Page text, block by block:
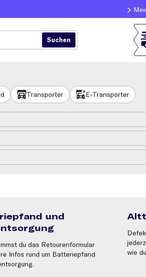
Transporter E-Transporter
und
du das Retourenformular
Infos rund um Batteriepfand
wie